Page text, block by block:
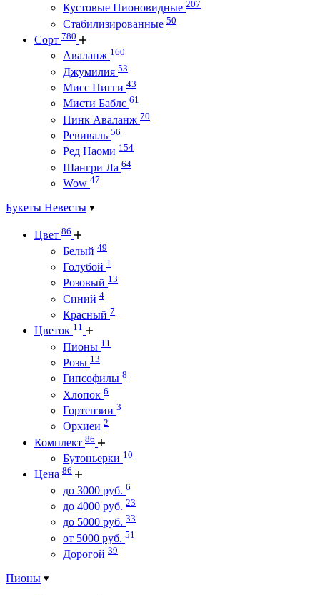
Кустовые Пионовидные 207
Стабилизированные 50
Сорт 780
Аваланж 160
Джумилия 53
Мисс Пигги 43
Мисти Баблс 61
Пинк Аваланж 70
Ревиваль 56
Ред Наоми 154
Шангри Ла 64
Wow 47
Букеты Невесты
Цвет 86
Белый 49
Голубой 1
Розовый 13
Синий 4
Красный 7
Цветок 11
Пионы 11
Розы 13
Гипсофилы 8
Хлопок 6
Гортензии 3
Орхиеи 2
Комплект 86
Бутоньерки 10
Цена 86
до 3000 руб. 6
до 4000 руб. 23
до 5000 руб. 33
от 5000 руб. 51
Дорогой 39
Пионы